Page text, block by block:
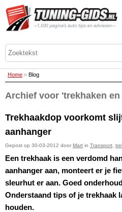
Home Blog
Archief voor 'trekhaken
Trekhaakdop voorkomt
aanhanger
Gepost op 30-03-2012 door Mart in Transport
Een trekhaak is een verdomd
aanhanger aan, monteert er je
sleurhut er aan. Goed
Onderstaand tips of je trekhaak
houden.